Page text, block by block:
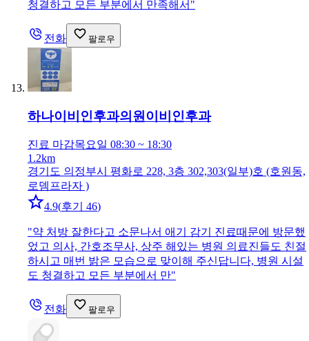
청결하고 모든 부분에서 만족해서 "
전화 팔로우
하나이비인후과의원 이비인후과
진료 마감목요일 08:30 ~ 18:30
1.2km
경기도 의정부시 평화로 228, 3층 302,303(일부)호 (호원동,
로뎀프라자 )
4.9(후기 46)
"약 처방 잘한다고 소문나서 애기 감기 진료때문에 방문했
었고 의사, 간호조무사, 상주 해있는 병원 의료진들도 친절
하시고 매번 밝은 모습으로 맞이해 주신답니다, 병원 시설
도 청결하고 모든 부분에서 만"
전화 팔로우